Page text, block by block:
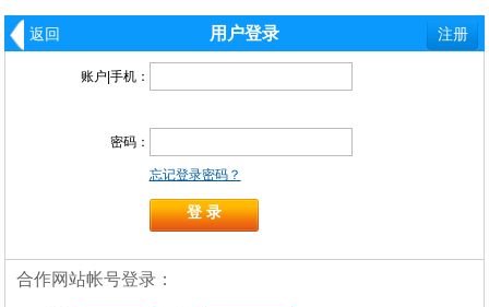
返回 用户登录 注册
账户|手机：
密码：
忘记登录密码？
合作网站帐号登录：